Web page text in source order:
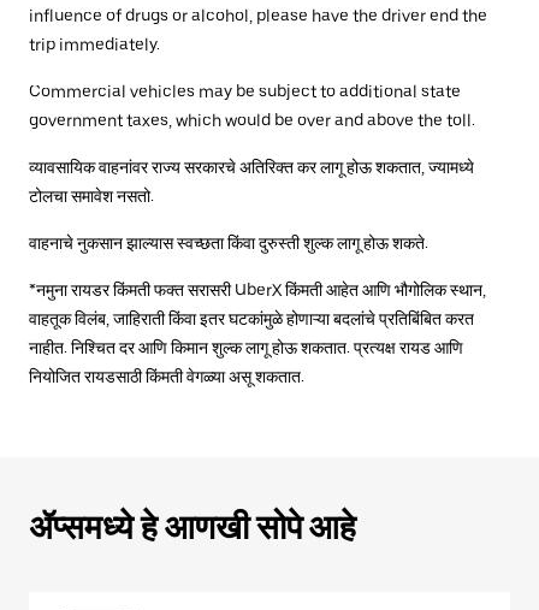
influence of drugs or alcohol, please have the driver end the
trip immediately.
Commercial vehicles may be subject to additional state
government taxes, which would be over and above the toll.
व्यावसायिक वाहनांवर राज्य सरकारचे अतिरिक्त कर लागू होऊ शकतात, ज्यामध्ये
टोलचा समावेश नसतो.
वाहनाचे नुकसान झाल्यास स्वच्छता किंवा दुरुस्ती शुल्क लागू होऊ शकते.
*नमुना रायडर किंमती फक्त सरासरी UberX किंमती आहेत आणि भौगोलिक स्थान,
वाहतूक विलंब, जाहिराती किंवा इतर घटकांमुळे होणाऱ्या बदलांचे प्रतिबिंबित करत
नाहीत. निश्चित दर आणि किमान शुल्क लागू होऊ शकतात. प्रत्यक्ष रायड आणि
नियोजित रायडसाठी किंमती वेगळ्या असू शकतात.
ॲप्समध्ये हे आणखी सोपे आहे